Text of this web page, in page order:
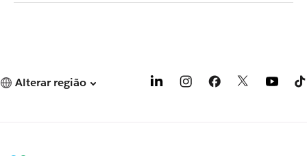
Alterar região